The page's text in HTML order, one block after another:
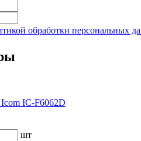
обработки персональных
IC-F6062D
шт